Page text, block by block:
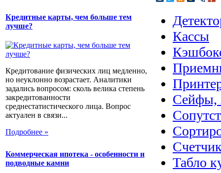
Кредитные карты, чем больше тем
лучше?
Кредитование физических лиц медленно,
но неуклонно возрастает. Аналитики
задались вопросом: сколь велика степень
закредитованности
среднестатистического лица. Вопрос
актуален в связи...
Подробнее »
Коммерческая ипотека - особенности и
подводные камни
Кассы
Сейфы,
Табло